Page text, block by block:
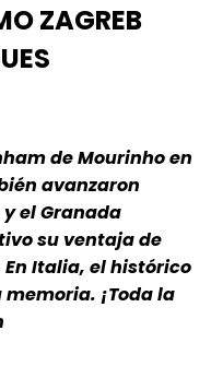
ZAGREB
de Mourinho en
avanzaron
el Granada
su ventaja de
Italia, el histórico
¡Toda la